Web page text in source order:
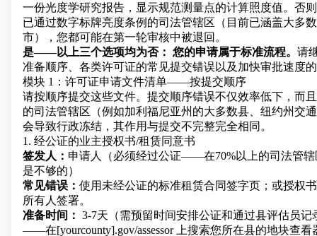
一份光度学研究报告，显示规范测量点的计算照度值。否
已通过数字标牌亮度条例的司法管辖区（目前已涵盖大多
市），您都可能在第一轮审核中被退回。
是——以上三个选项均为否： 您的申请属于标准流程。 请
准备顺序、各类许可证的常见提交错误以及加快审批速度
模块 1：许可证申请文件清单——按提交顺序
请按顺序提交这些文件。提交顺序错误不仅效率低下，而
的司法管辖区（例如加利福尼亚州的大多数县、纽约州交
会导致行政冻结，其作用与提交不完整完全相同。
1. 经公证的业主授权书/租赁同意书
签发人： 申请人（必须经过公证——在70%以上的司法管
是不够的）
常见错误： 使用未经公证的标准租赁合同签字页；或授权
所有人签署。
准备时间： 3-7天（需预留时间安排公证和通过县评估员记
——在[yourcounty].gov/assessor 上搜索您所在县的地块查看